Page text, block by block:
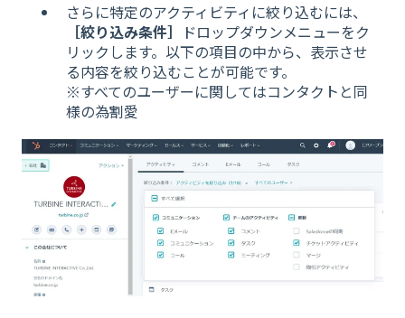
さらに特定のアクティビティに絞り込むには、
［絞り込み条件］
ドロップダウンメニューをク
リックします。以下の項目の中から、表示させ
る内容を絞り込むことが可能です。
※すべてのユーザーに関してはコンタクトと同
様の為割愛